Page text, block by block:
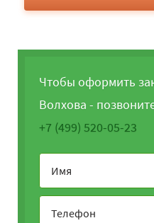
Чтобы оформить
Волхова -
+7 (499) 520-05-23